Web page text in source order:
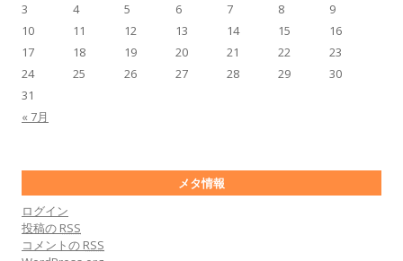
« 7月
3
4 5 6 7 8
9
10
11 12 13 14 15
16
17
18 19 20 21 22
23
24
25 26 27 28 29
30
31
メタ情報
ログイン
投稿の RSS
コメントの RSS